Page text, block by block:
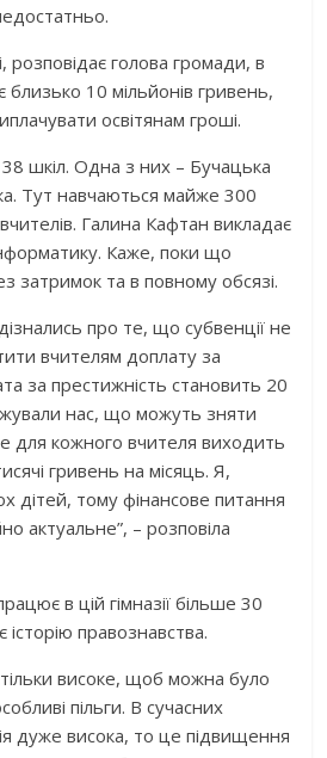
розповідає голова громади, в
10 мільйонів гривень,
освітянам гроші.
38 шкіл. Одна з них – Бучацька
Тут навчаються майже 300
Галина Кафтан викладає
Каже, поки що
затримок та в повному обсязі.
про те, що субвенції не
вчителям доплату за
за престижність становить 20
нас, що можуть зняти
для кожного вчителя виходить
гривень на місяць. Я,
дітей, тому фінансове питання
актуальне”, – розповіла
в цій гімназії більше 30
історію правознавства.
високе, щоб можна було
пільги. В сучасних
дуже висока, то це підвищення